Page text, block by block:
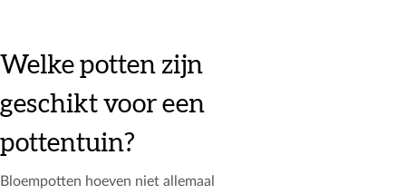
Welke potten zijn
geschikt voor een
pottentuin?
Bloempotten hoeven niet allemaal